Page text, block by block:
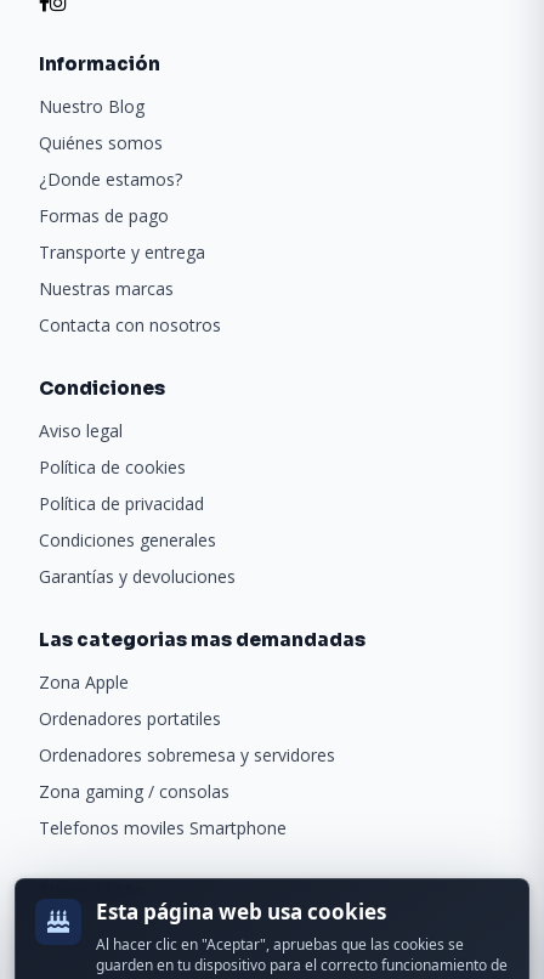
Información
Nuestro Blog
Quiénes somos
¿Donde estamos?
Formas de pago
Transporte y entrega
Nuestras marcas
Contacta con nosotros
Condiciones
Aviso legal
Política de cookies
Política de privacidad
Condiciones generales
Garantías y devoluciones
Las categorias mas demandadas
Zona Apple
Ordenadores portatiles
Ordenadores sobremesa y servidores
Zona gaming / consolas
Telefonos moviles Smartphone
Recibe ofertas exclusivas y novedades.
Esta página web usa cookies
Al hacer clic en "Aceptar", apruebas que las cookies se
guarden en tu dispositivo para el correcto funcionamiento de